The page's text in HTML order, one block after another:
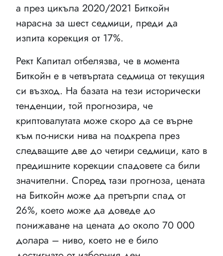
а през цикъла 2020/2021 Биткойн
нарасна за шест седмици, преди да
изпита корекция от 17%.
Рект Капитал отбелязва, че в момента
Биткойн е в четвъртата седмица от текущия
си възход. На базата на тези исторически
тенденции, той прогнозира, че
криптовалутата може скоро да се върне
към по-ниски нива на подкрепа през
следващите две до четири седмици, като в
предишните корекции спадовете са били
значителни. Според тази прогноза, цената
на Биткойн може да претърпи спад от
26%, което може да доведе до
понижаване на цената до около 70 000
долара – ниво, което не е било